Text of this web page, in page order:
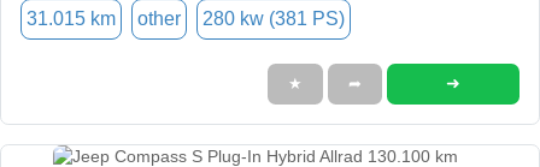
31.015 km other 280 kw (381 PS)
★ ➦ ➜